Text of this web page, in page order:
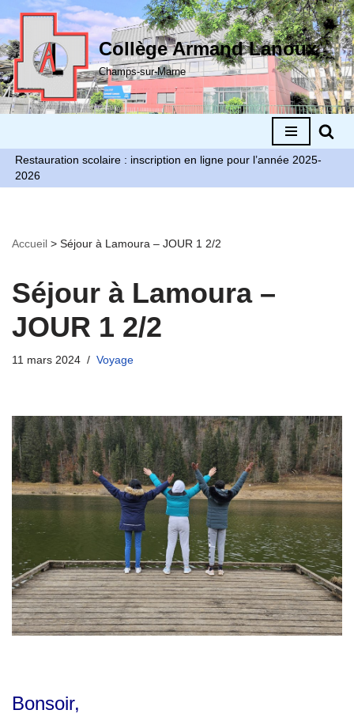
Aller
au
contenu
Collège Armand Lanoux
Champs-sur-Marne
Restauration scolaire : inscription en ligne pour l’année 2025-
2026
Accueil > Séjour à Lamoura – JOUR 1 2/2
Séjour à Lamoura –
JOUR 1 2/2
11 mars 2024 Voyage
Bonsoir,